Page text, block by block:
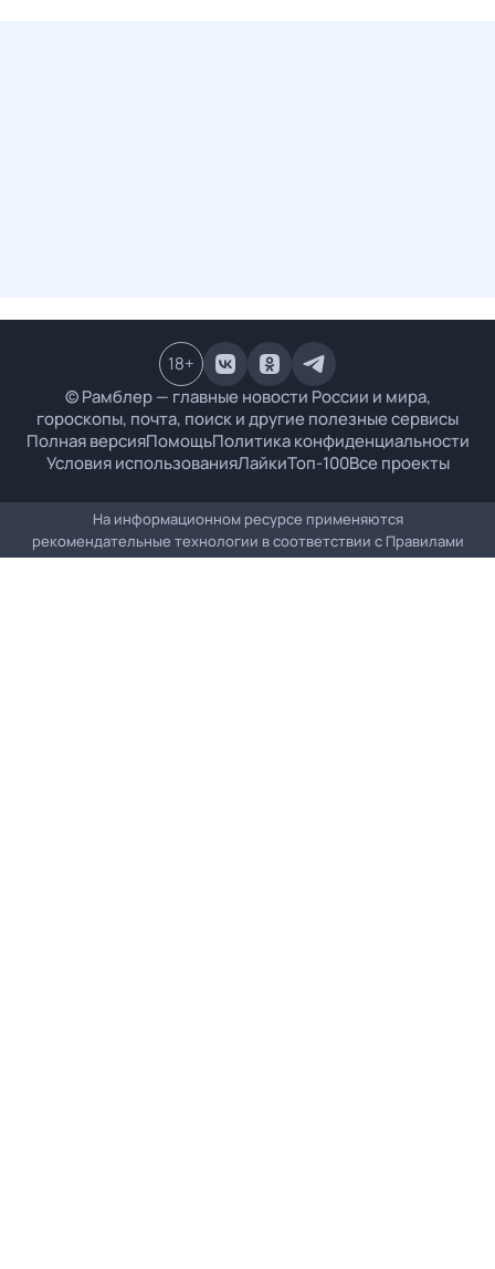
© Рамблер — главные новости России и мира,
гороскопы, почта, поиск и другие полезные сервисы
Полная версияПомощьПолитика конфиденциальности
Условия использованияЛайкиТоп-100Все проекты
18+
На информационном ресурсе применяются
рекомендательные технологии в соответствии с Правилами